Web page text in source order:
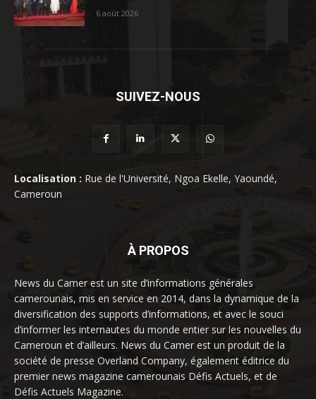
6 août 2026
SUIVEZ-NOUS
Localisation : Rue de l'Université, Ngoa Ekelle, Yaoundé,
Cameroun
À PROPOS
News du Camer est un site d’informations générales
camerounais, mis en service en 2014, dans la dynamique de la
diversification des supports d’informations, et avec le souci
d’informer les internautes du monde entier sur les nouvelles du
Cameroun et d’ailleurs. News du Camer est un produit de la
société de presse Overland Company, également éditrice du
premier news magazine camerounais Défis Actuels, et de
Défis Actuels Magazine.